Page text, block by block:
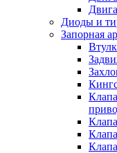
Диоды и
Запорная